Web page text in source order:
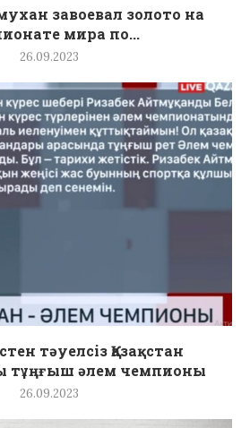
завоевал золото на
мира по...
26.09.2023
тәуелсіз Қазақстан
тұңғыш әлем чемпионы
26.09.2023